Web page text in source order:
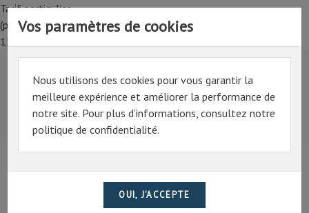
Tarif particulier,
(professionnel, connectez-vous pour bénéficier de la remise de
15%)
Tarif particulier,
(professionnel, connectez-vous pour bénéficier de la
remise de 15%)
07 69 94 13 47
Vos paramètres de cookies
Nous utilisons des cookies pour vous garantir la
meilleure expérience et améliorer la performance de
notre site. Pour plus d’informations, consultez notre
politique de confidentialité.